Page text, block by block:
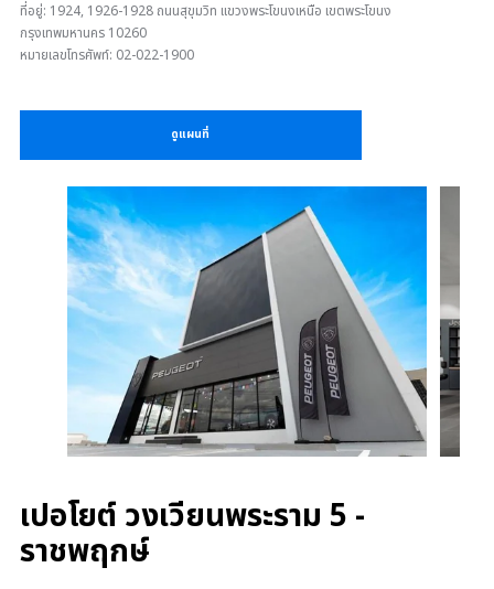
ที่อยู่: 1924, 1926-1928 ถนนสุขุมวิท แขวงพระโขนงเหนือ เขตพระโขนง
กรุงเทพมหานคร 10260
หมายเลขโทรศัพท์: 02-022-1900
ดูแผนที่
เปอโยต์ วงเวียนพระราม 5 -
ราชพฤกษ์